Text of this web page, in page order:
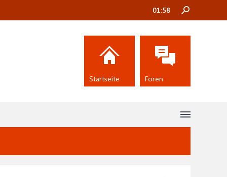
01:58
Startseite Foren